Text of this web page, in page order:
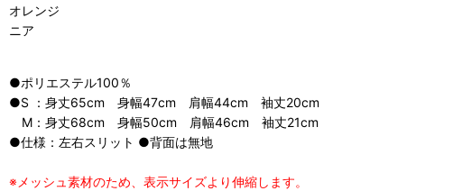
オレンジ
ニア
●ポリエステル100％
●S ：身丈65cm 身幅47cm 肩幅44cm 袖丈20cm
M：身丈68cm 身幅50cm 肩幅46cm 袖丈21cm
●仕様：左右スリット ●背面は無地
※メッシュ素材のため、表示サイズより伸縮します。